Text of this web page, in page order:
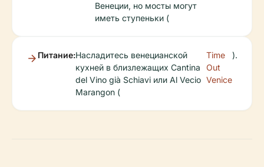
Венеции, но мосты могут
иметь ступеньки (
Питание:Насладитесь венецианской
кухней в близлежащих Cantina
del Vino già Schiavi или Al Vecio
Marangon (
Time
Out
Venice
).